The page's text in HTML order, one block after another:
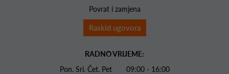
Povrat i zamjena
Raskid ugovora
RADNO VRIJEME:
Pon. Sri. Čet. Pet 09:00 - 16:00